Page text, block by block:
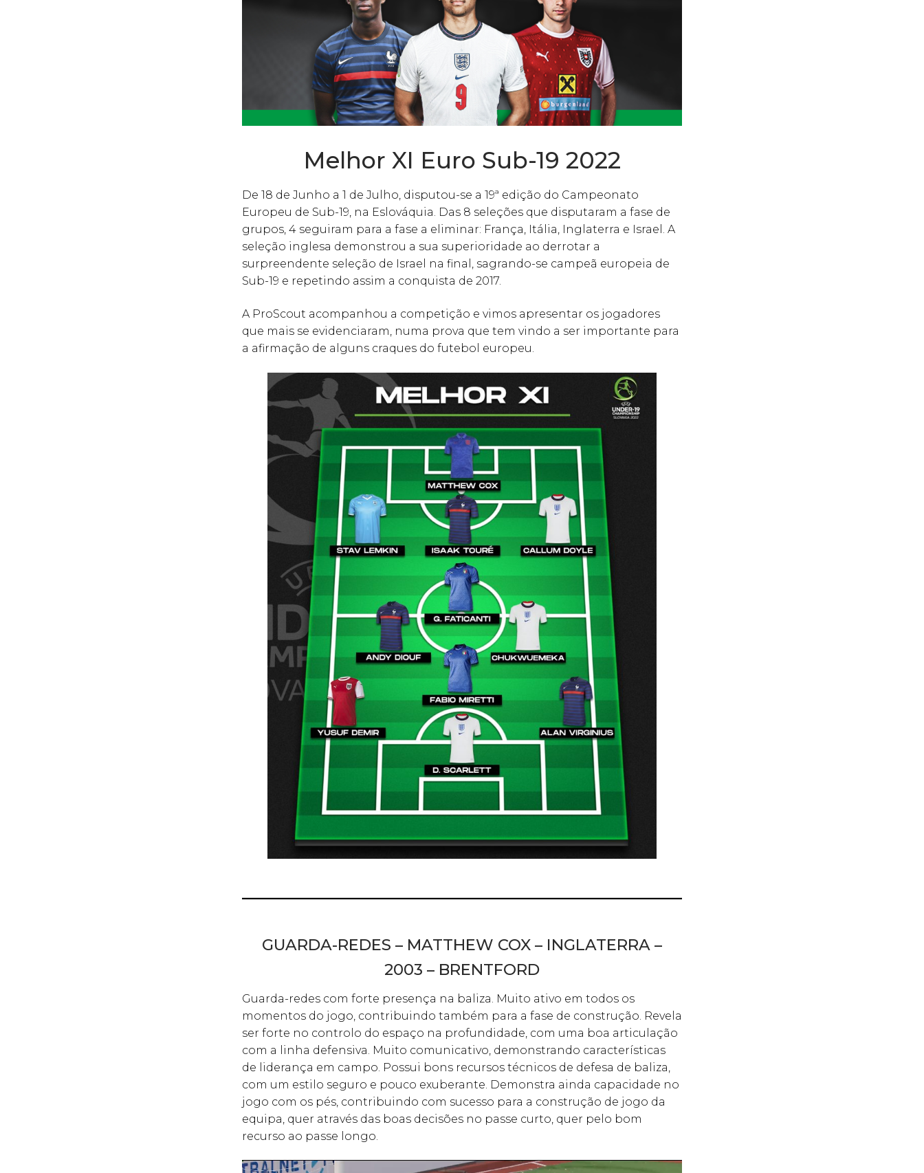
Melhor XI Euro Sub-19 2022
De 18 de Junho a 1 de Julho, disputou-se a 19ª edição do Campeonato
Europeu de Sub-19, na Eslováquia. Das 8 seleções que disputaram a fase de
grupos, 4 seguiram para a fase a eliminar: França, Itália, Inglaterra e Israel. A
seleção inglesa demonstrou a sua superioridade ao derrotar a
surpreendente seleção de Israel na final, sagrando-se campeã europeia de
Sub-19 e repetindo assim a conquista de 2017.
A ProScout acompanhou a competição e vimos apresentar os jogadores
que mais se evidenciaram, numa prova que tem vindo a ser importante para
a afirmação de alguns craques do futebol europeu.
GUARDA-REDES – MATTHEW COX – INGLATERRA –
2003 – BRENTFORD
Guarda-redes com forte presença na baliza. Muito ativo em todos os
momentos do jogo, contribuindo também para a fase de construção. Revela
ser forte no controlo do espaço na profundidade, com uma boa articulação
com a linha defensiva. Muito comunicativo, demonstrando características
de liderança em campo. Possui bons recursos técnicos de defesa de baliza,
com um estilo seguro e pouco exuberante. Demonstra ainda capacidade no
jogo com os pés, contribuindo com sucesso para a construção de jogo da
equipa, quer através das boas decisões no passe curto, quer pelo bom
recurso ao passe longo.